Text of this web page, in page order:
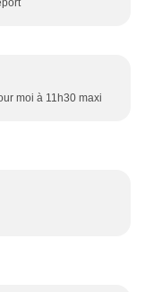
moi à 11h30 maxi